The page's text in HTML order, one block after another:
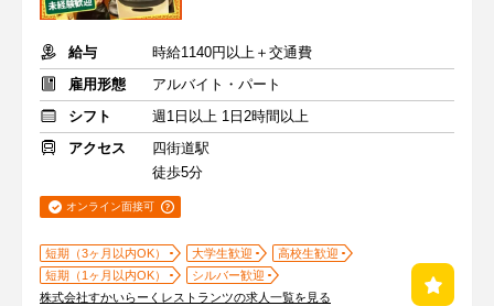
給与
時給1140円以上＋交通費
雇用形態
アルバイト・パート
シフト
週1日以上 1日2時間以上
アクセス
四街道駅
徒歩5分
オンライン面接可
短期（3ヶ月以内OK） 大学生歓迎
高校生歓迎
短期（1ヶ月以内OK）
シルバー歓迎
株式会社すかいらーくレストランツの求人一覧を見る